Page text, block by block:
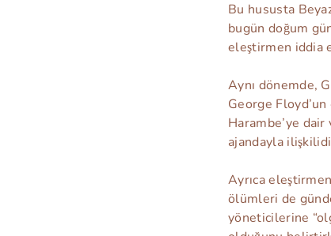
Bu hususta
bugün doğum
eleştirmen iddia
Aynı dönemde,
George Floyd’un
Harambe’ye
ajandayla
Ayrıca
ölümleri de
yöneticilerine